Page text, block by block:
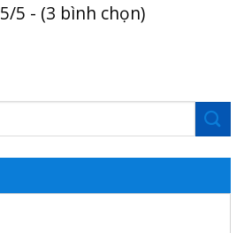
5/5 - (3 bình chọn)